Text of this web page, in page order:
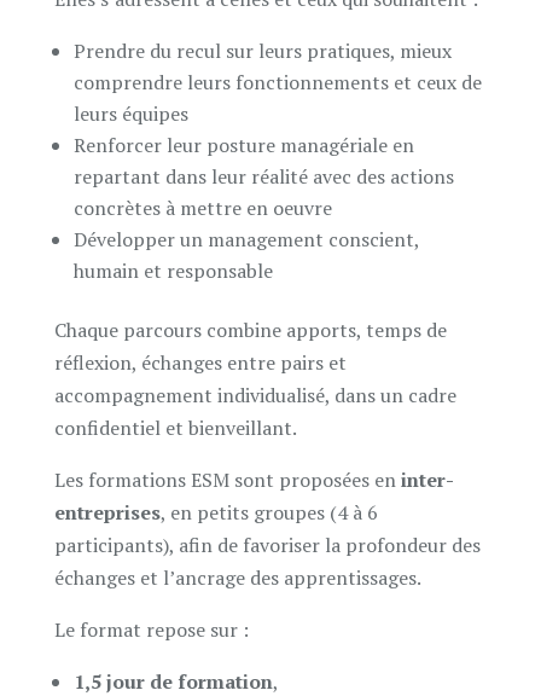
Prendre du recul sur leurs pratiques, mieux
comprendre leurs fonctionnements et ceux de
leurs équipes
Renforcer leur posture managériale en
repartant dans leur réalité avec des actions
concrètes à mettre en oeuvre
Développer un management conscient,
humain et responsable
Chaque parcours combine apports, temps de
réflexion, échanges entre pairs et
accompagnement individualisé, dans un cadre
confidentiel et bienveillant.
Les formations ESM sont proposées eninter-
entreprises, en petits groupes (4 à 6
participants), afin de favoriser la profondeur des
échanges et l’ancrage des apprentissages.
Le format repose sur :
1,5 jour de formation,